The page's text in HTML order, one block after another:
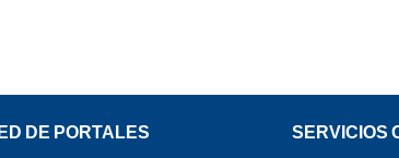
DE PORTALES SERVICIOS